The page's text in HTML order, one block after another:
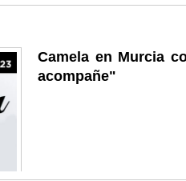
Camela en Murcia
acompañe"